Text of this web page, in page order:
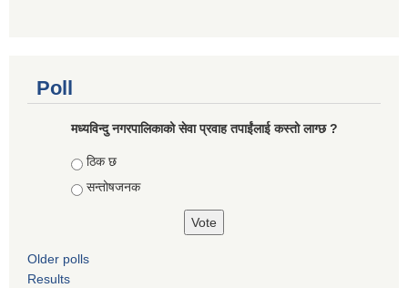
Poll
मध्यविन्दु नगरपालिकाको सेवा प्रवाह तपाईंलाई कस्तो लाग्छ ?
Choices
ठिक छ
सन्तोषजनक
Older polls
Results